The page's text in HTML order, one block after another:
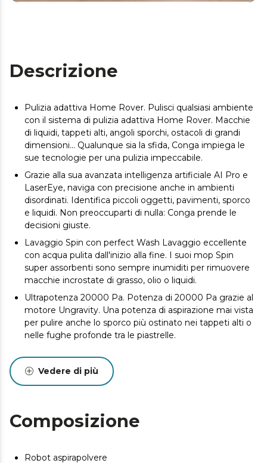
Descrizione
Pulizia adattiva Home Rover. Pulisci qualsiasi ambiente
con il sistema di pulizia adattiva Home Rover. Macchie
di liquidi, tappeti alti, angoli sporchi, ostacoli di grandi
dimensioni... Qualunque sia la sfida, Conga impiega le
sue tecnologie per una pulizia impeccabile.
Grazie alla sua avanzata intelligenza artificiale AI Pro e
LaserEye, naviga con precisione anche in ambienti
disordinati. Identifica piccoli oggetti, pavimenti, sporco
e liquidi. Non preoccuparti di nulla: Conga prende le
decisioni giuste.
Lavaggio Spin con perfect Wash Lavaggio eccellente
con acqua pulita dall'inizio alla fine. I suoi mop Spin
super assorbenti sono sempre inumiditi per rimuovere
macchie incrostate di grasso, olio o liquidi.
Ultrapotenza 20000 Pa. Potenza di 20000 Pa grazie al
motore Ungravity. Una potenza di aspirazione mai vista
per pulire anche lo sporco più ostinato nei tappeti alti o
nelle fughe profonde tra le piastrelle.
completa per un'aspirazione e una pulizia perfette. La
sua tecnologia SpinCare: scarica l'acqua sporca,
dell'acqua del robot. Inoltre, dì addio alla polvere e
allergie grazie al sistema di autosvuotamento che
settimane*. *La durata può variare a seconda delle
Vedere di più
Composizione
Robot aspirapolvere